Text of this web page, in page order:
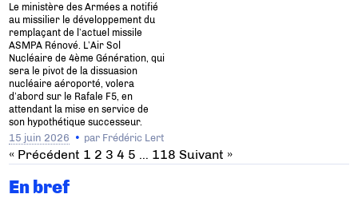
Le ministère des Armées a notifié
au missilier le développement du
remplaçant de l’actuel missile
ASMPA Rénové. L’Air Sol
Nucléaire de 4ème Génération, qui
sera le pivot de la dissuasion
nucléaire aéroporté, volera
d’abord sur le Rafale F5, en
attendant la mise en service de
son hypothétique successeur.
15 juin 2026 par Frédéric Lert
« Précédent 1 2 3 4 5 … 118 Suivant »
En bref